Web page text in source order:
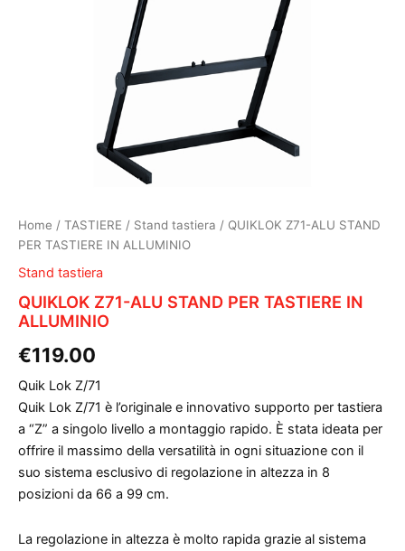
Home / TASTIERE / Stand tastiera / QUIKLOK Z71-ALU STAND
PER TASTIERE IN ALLUMINIO
Stand tastiera
QUIKLOK Z71-ALU STAND PER TASTIERE IN
ALLUMINIO
€119.00
Quik Lok Z/71
Quik Lok Z/71 è l’originale e innovativo supporto per tastiera
a “Z” a singolo livello a montaggio rapido. È stata ideata per
offrire il massimo della versatilità in ogni situazione con il
suo sistema esclusivo di regolazione in altezza in 8
posizioni da 66 a 99 cm.
La regolazione in altezza è molto rapida grazie al sistema